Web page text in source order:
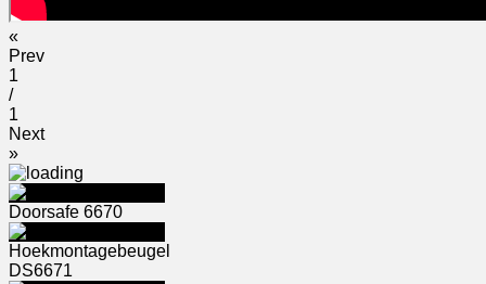
«
Prev
1
/
1
Next
»
Doorsafe 6670
Hoekmontagebeugel
DS6671